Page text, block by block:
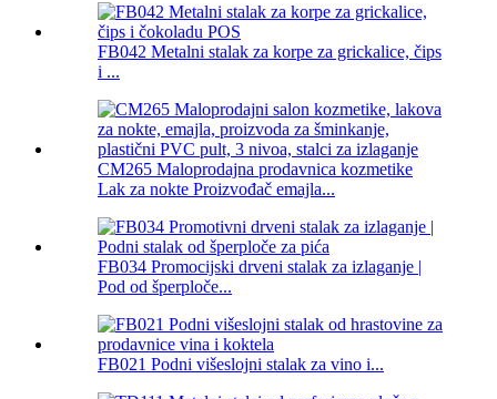
FB042 Metalni stalak za korpe za grickalice, čips
i ...
CM265 Maloprodajna prodavnica kozmetike
Lak za nokte Proizvođač emajla...
FB034 Promocijski drveni stalak za izlaganje |
Pod od šperploče...
FB021 Podni višeslojni stalak za vino i...